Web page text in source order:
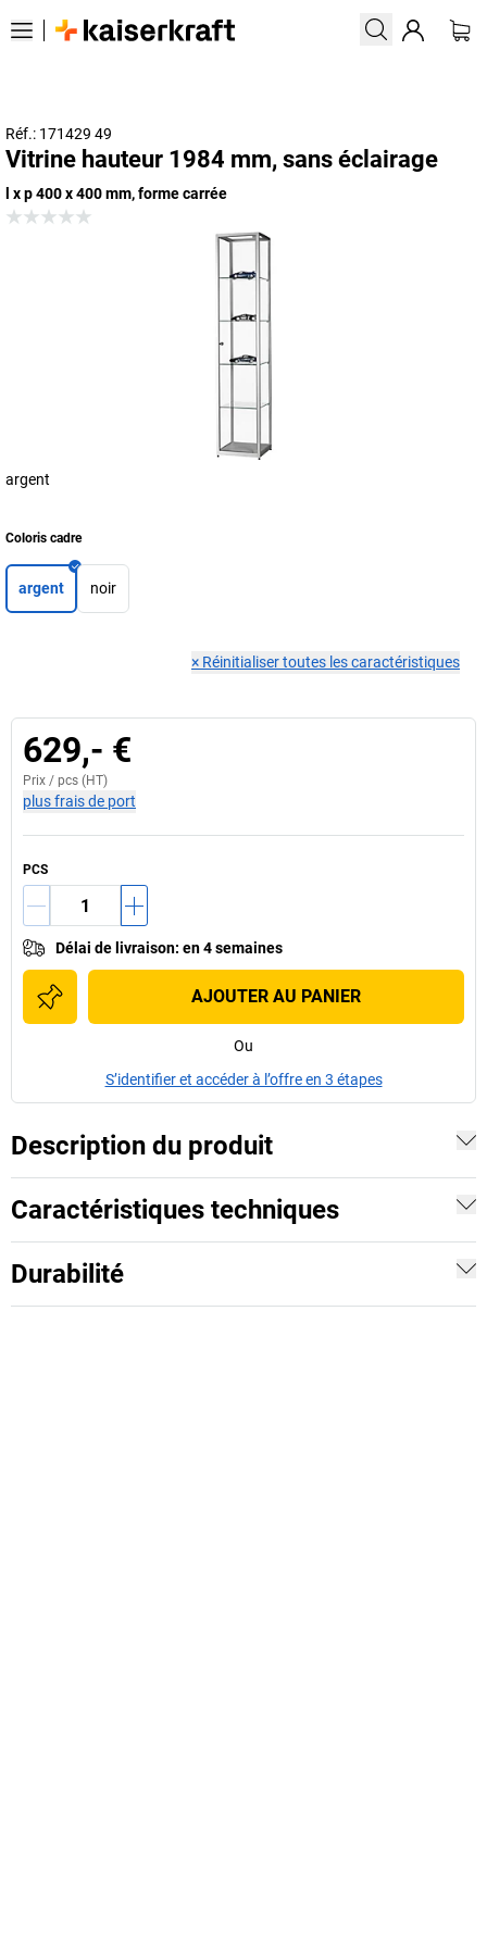
Réf.: 171429 49
Vitrine hauteur 1984 mm, sans éclairage
l x p 400 x 400 mm, forme carrée
argent
Coloris cadre
argent noir
× Réinitialiser toutes les caractéristiques
629,- €
Prix / pcs (HT)
plus frais de port
PCS
Délai de livraison: en 4 semaines
AJOUTER AU PANIER
Ou
S’identifier et accéder à l’offre en 3 étapes
Description du produit
Caractéristiques techniques
Durabilité